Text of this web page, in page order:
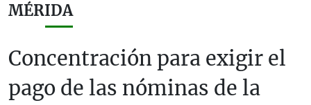
MÉRIDA
Concentración para exigir el
pago de las nóminas de la